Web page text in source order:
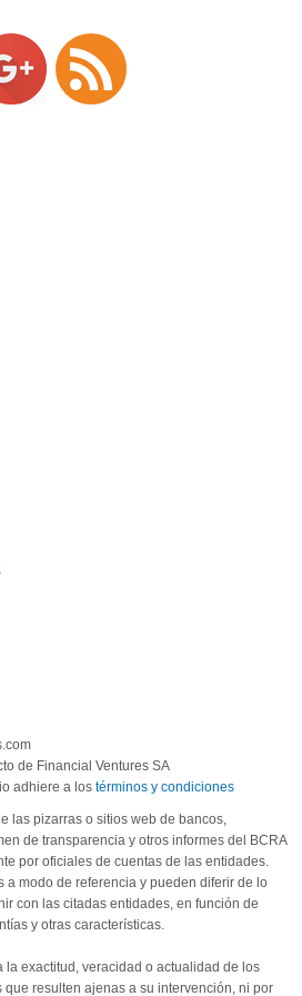
de Financial Ventures SA
adhiere a los términos y condiciones
las pizarras o sitios web de bancos,
de transparencia y otros informes del BCRA
por oficiales de cuentas de las entidades.
a modo de referencia y pueden diferir de lo
con las citadas entidades, en función de
y otras características.
la exactitud, veracidad o actualidad de los
resulten ajenas a su intervención, ni por